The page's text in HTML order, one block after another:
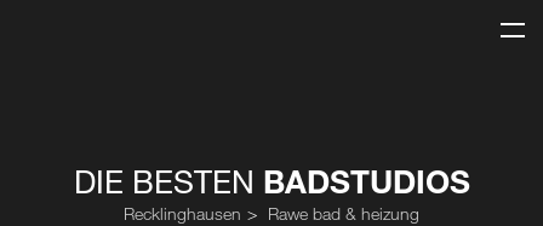
DIE BESTEN BADSTUDIOS
Recklinghausen Rawe bad & heizung